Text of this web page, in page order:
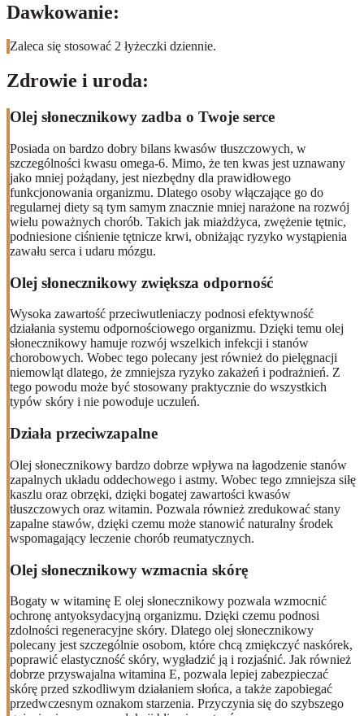
Dawkowanie:
Zaleca się stosować 2 łyżeczki dziennie.
Zdrowie i uroda:
Olej słonecznikowy zadba o Twoje serce
Posiada on bardzo dobry bilans kwasów tłuszczowych, w
szczególności kwasu omega-6. Mimo, że ten kwas jest uznawany
jako mniej pożądany, jest niezbędny dla prawidłowego
funkcjonowania organizmu. Dlatego osoby włączające go do
regularnej diety są tym samym znacznie mniej narażone na rozwój
wielu poważnych chorób. Takich jak miażdżyca, zwężenie tętnic,
podniesione ciśnienie tętnicze krwi, obniżając ryzyko wystąpienia
zawału serca i udaru mózgu.
Olej słonecznikowy zwiększa odporność
Wysoka zawartość przeciwutleniaczy podnosi efektywność
działania systemu odpornościowego organizmu. Dzięki temu olej
słonecznikowy hamuje rozwój wszelkich infekcji i stanów
chorobowych. Wobec tego polecany jest również do pielęgnacji
niemowląt dlatego, że zmniejsza ryzyko zakażeń i podrażnień. Z
tego powodu może być stosowany praktycznie do wszystkich
typów skóry i nie powoduje uczuleń.
Działa przeciwzapalne
Olej słonecznikowy bardzo dobrze wpływa na łagodzenie stanów
zapalnych układu oddechowego i astmy. Wobec tego zmniejsza siłę
kaszlu oraz obrzęki, dzięki bogatej zawartości kwasów
tłuszczowych oraz witamin. Pozwala również zredukować stany
zapalne stawów, dzięki czemu może stanowić naturalny środek
wspomagający leczenie chorób reumatycznych.
Olej słonecznikowy wzmacnia skórę
Bogaty w witaminę E olej słonecznikowy pozwala wzmocnić
ochronę antyoksydacyjną organizmu. Dzięki czemu podnosi
zdolności regeneracyjne skóry. Dlatego olej słonecznikowy
polecany jest szczególnie osobom, które chcą zmiękczyć naskórek,
poprawić elastyczność skóry, wygładzić ją i rozjaśnić. Jak również
dobrze przyswajalna witamina E, pozwala lepiej zabezpieczać
skórę przed szkodliwym działaniem słońca, a także zapobiegać
przedwczesnym oznakom starzenia. Przyczynia się do szybszego